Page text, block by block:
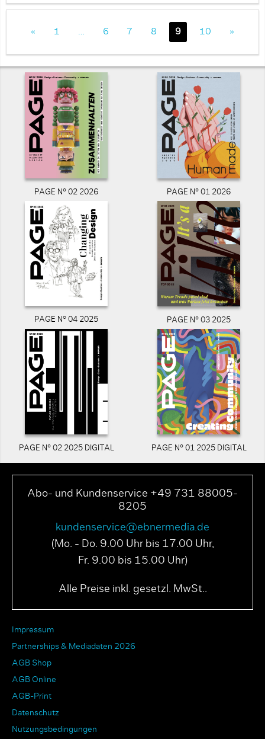
« 1 … 6 7 8 9 10 »
PAGE N° 02 2026 PAGE N° 01 2026
PAGE N° 04 2025 PAGE N° 03 2025
PAGE N° 02 2025 DIGITAL PAGE N° 01 2025 DIGITAL
Abo- und Kundenservice +49 731 88005-
8205
kundenservice@ebnermedia.de
(Mo. - Do. 9.00 Uhr bis 17.00 Uhr,
Fr. 9.00 bis 15.00 Uhr)
Alle Preise inkl. gesetzl. MwSt..
Impressum
Partnerships & Mediadaten 2026
AGB Shop
AGB Online
AGB-Print
Datenschutz
Nutzungsbedingungen